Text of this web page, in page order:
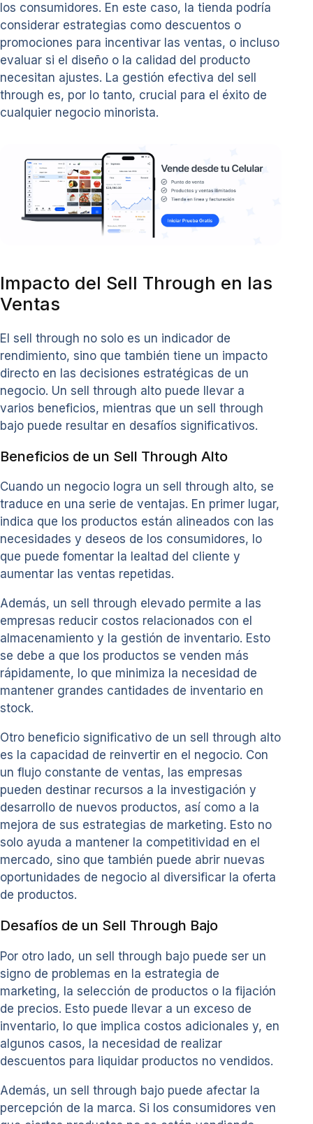
los consumidores. En este caso, la tienda podría
considerar estrategias como descuentos o
promociones para incentivar las ventas, o incluso
evaluar si el diseño o la calidad del producto
necesitan ajustes. La gestión efectiva del sell
through es, por lo tanto, crucial para el éxito de
cualquier negocio minorista.
Impacto del Sell Through en las
Ventas
El sell through no solo es un indicador de
rendimiento, sino que también tiene un impacto
directo en las decisiones estratégicas de un
negocio. Un sell through alto puede llevar a
varios beneficios, mientras que un sell through
bajo puede resultar en desafíos significativos.
Beneficios de un Sell Through Alto
Cuando un negocio logra un sell through alto, se
traduce en una serie de ventajas. En primer lugar,
indica que los productos están alineados con las
necesidades y deseos de los consumidores, lo
que puede fomentar la lealtad del cliente y
aumentar las ventas repetidas.
Además, un sell through elevado permite a las
empresas reducir costos relacionados con el
almacenamiento y la gestión de inventario. Esto
se debe a que los productos se venden más
rápidamente, lo que minimiza la necesidad de
mantener grandes cantidades de inventario en
stock.
Otro beneficio significativo de un sell through alto
es la capacidad de reinvertir en el negocio. Con
un flujo constante de ventas, las empresas
pueden destinar recursos a la investigación y
desarrollo de nuevos productos, así como a la
mejora de sus estrategias de marketing. Esto no
solo ayuda a mantener la competitividad en el
mercado, sino que también puede abrir nuevas
oportunidades de negocio al diversificar la oferta
de productos.
Desafíos de un Sell Through Bajo
Por otro lado, un sell through bajo puede ser un
signo de problemas en la estrategia de
marketing, la selección de productos o la fijación
de precios. Esto puede llevar a un exceso de
inventario, lo que implica costos adicionales y, en
algunos casos, la necesidad de realizar
descuentos para liquidar productos no vendidos.
Además, un sell through bajo puede afectar la
percepción de la marca. Si los consumidores ven